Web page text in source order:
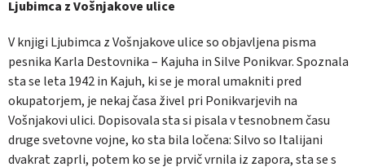
Ljubimca z Vošnjakove ulice
V knjigi Ljubimca z Vošnjakove ulice so objavljena pisma
pesnika Karla Destovnika – Kajuha in Silve Ponikvar. Spoznala
sta se leta 1942 in Kajuh, ki se je moral umakniti pred
okupatorjem, je nekaj časa živel pri Ponikvarjevih na
Vošnjakovi ulici. Dopisovala sta si pisala v tesnobnem času
druge svetovne vojne, ko sta bila ločena: Silvo so Italijani
dvakrat zaprli, potem ko se je prvič vrnila iz zapora, sta se s